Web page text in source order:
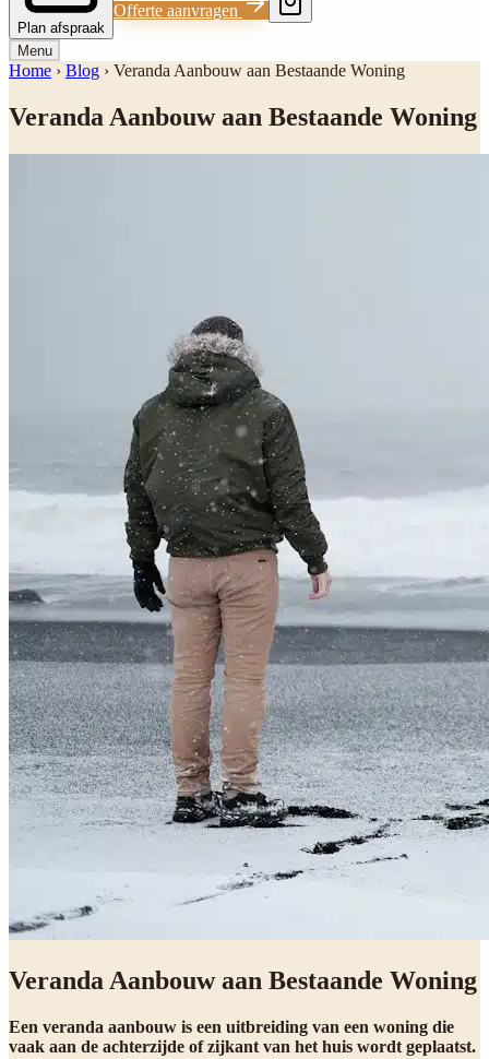
Plan afspraak
Offerte aanvragen
Menu
Home › Blog › Veranda Aanbouw aan Bestaande Woning
Veranda Aanbouw aan Bestaande Woning
Veranda Aanbouw aan Bestaande Woning
Een veranda aanbouw is een uitbreiding van een woning die
vaak aan de achterzijde of zijkant van het huis wordt geplaatst.